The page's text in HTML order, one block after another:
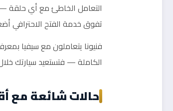
التعامل الخاطئ مع أي حلقة
تفوق خدمة الفتح الاحترافي
فنيونا يتعاملون مع سيفيا
الكاملة — فتستعيد سيارتك
حالات شائعة مع